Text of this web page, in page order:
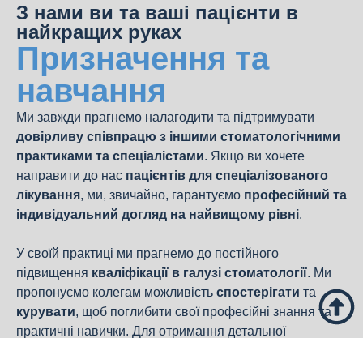
З нами ви та ваші пацієнти в
найкращих руках
Призначення та
навчання
Ми завжди прагнемо налагодити та підтримувати
довірливу співпрацю з іншими стоматологічними
практиками та спеціалістами. Якщо ви хочете
направити до нас пацієнтів для спеціалізованого
лікування, ми, звичайно, гарантуємо професійний та
індивідуальний догляд на найвищому рівні.
У своїй практиці ми прагнемо до постійного
підвищення кваліфікації в галузі стоматології. Ми
пропонуємо колегам можливість спостерігати та
курувати, щоб поглибити свої професійні знання та
практичні навички. Для отримання детальної